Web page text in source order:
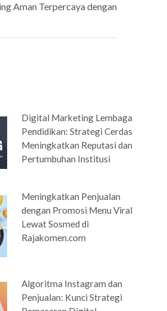
Aman Terpercaya dengan
Digital Marketing Lembaga
Pendidikan: Strategi Cerdas
Meningkatkan Reputasi dan
Pertumbuhan Institusi
Meningkatkan Penjualan
dengan Promosi Menu Viral
Lewat Sosmed di
Rajakomen.com
Algoritma Instagram dan
Penjualan: Kunci Strategi